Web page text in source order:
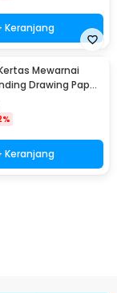
Keranjang
Mewarnai
Drawing Paper
World - HB30
Keranjang